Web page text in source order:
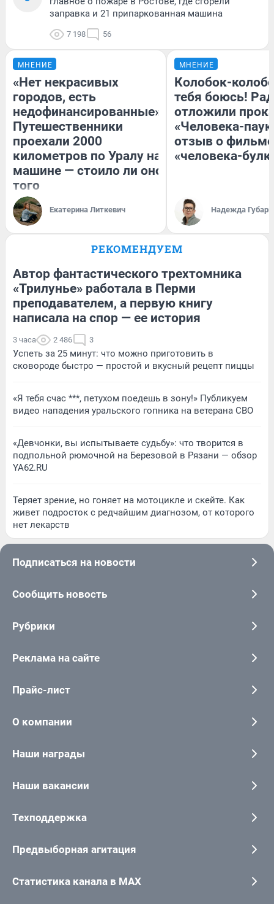
заправка и 21 припаркованная машина
7 198 56
МНЕНИЕ
«Нет некрасивых
городов, есть
недофинансированные».
Путешественники
проехали 2000
километров по Уралу на
машине — стоило ли оно
того
Екатерина Литкевич
МНЕНИЕ
Колобок-
тебя боюсь!
отложили
«Человека-
отзыв о
«человека-
Надежда Губарь
РЕКОМЕНДУЕМ
Автор фантастического трехтомника
«Трилунье» работала в Перми
преподавателем, а первую книгу
написала на спор — ее история
3 часа 2 486 3
Успеть за 25 минут: что можно приготовить в
сковороде быстро — простой и вкусный рецепт пиццы
«Я тебя счас ***, петухом поедешь в зону!» Публикуем
видео нападения уральского гопника на ветерана СВО
«Девчонки, вы испытываете судьбу»: что творится в
подпольной рюмочной на Березовой в Рязани — обзор
YA62.RU
Теряет зрение, но гоняет на мотоцикле и скейте. Как
живет подросток с редчайшим диагнозом, от которого
нет лекарств
Подписаться на новости
Сообщить новость
Рубрики
Реклама на сайте
Прайс-лист
О компании
Наши награды
Наши вакансии
Техподдержка
Предвыборная агитация
Статистика канала в MAX